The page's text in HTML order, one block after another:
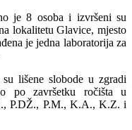
je 8 osoba i izvršeni su
lokalitetu Glavice, mjesto
je jedna laboratorija za
lišene slobode u zgradi
po završetku ročišta u
P.DŽ., P.M., K.A., K.Z. i